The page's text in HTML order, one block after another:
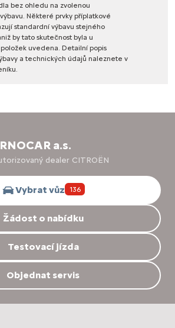
bez ohledu na zvolenou
výbavu. Některé prvky příplatkové
standardní výbavu stejného
by tato skutečnost byla u
položek uvedena. Detailní popis
a technických údajů naleznete v
a.s.
dealer CITROËN
Vybrat vůz 136
Žádost o nabídku
Testovací jízda
Objednat servis